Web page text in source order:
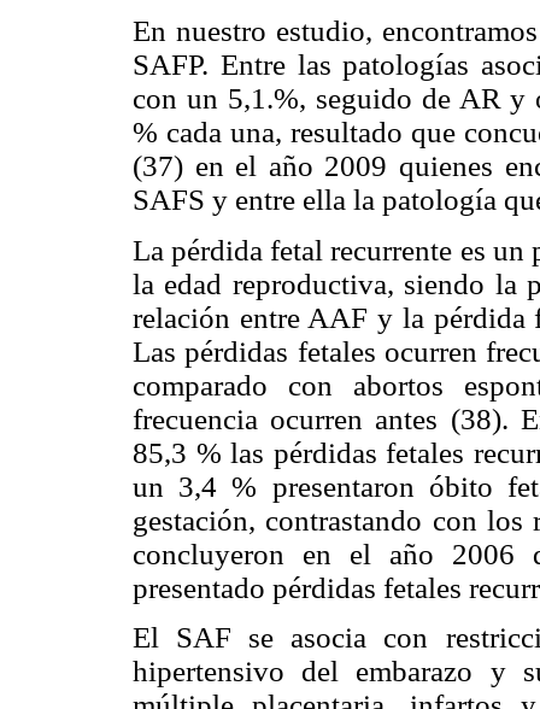
En nuestro estudio,
SAFP. Entre las patologías
con un 5,1.%, seguido de AR y
% cada una, resultado que
(37) en el año 2009 quienes
SAFS y entre ella la patología
La pérdida fetal recurrente es un
la edad reproductiva, siendo la
relación entre AAF y la pérdida
Las pérdidas fetales ocurren
comparado con abortos
frecuencia ocurren antes (38).
85,3 % las pérdidas fetales
un 3,4 % presentaron óbito
gestación, contrastando con
concluyeron en el año 2006
presentado pérdidas fetales
El SAF se asocia con
hipertensivo del embarazo y